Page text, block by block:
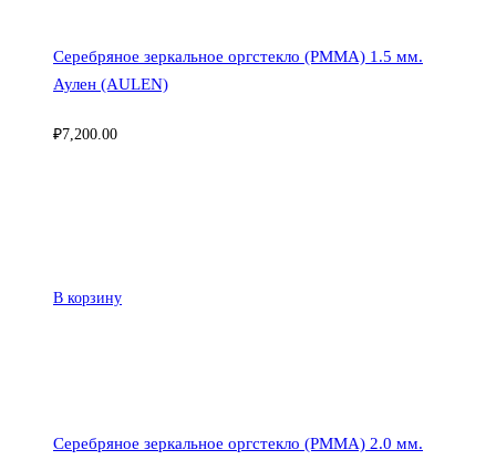
В корзину
Серебряное зеркальное оргстекло (PMMA) 1.5 мм.
Аулен (AULEN)
₽7,200.00
Серебряное зеркальное оргстекло (PMMA) 2.0 мм.